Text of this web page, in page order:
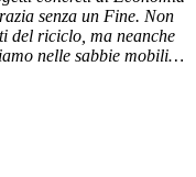
senza un Fine. Non
del riciclo, ma neanche
nelle sabbie mobili…